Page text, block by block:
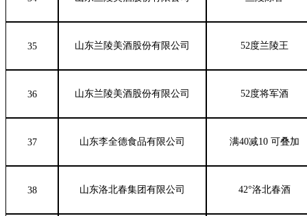
35 山东兰陵美酒股份有限公司 52度兰陵王
36 山东兰陵美酒股份有限公司 52度将军酒
37 山东李全德食品有限公司 满40减10 可叠加
38 山东洛北春集团有限公司 42°洛北春酒